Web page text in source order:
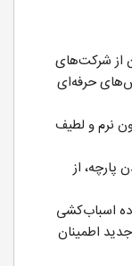
از شرکت‌های
حرفه‌ای
نرم و لطیف
پارچه، از
اسباب‌کشی
اطمینان